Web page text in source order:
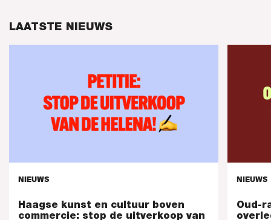
LAATSTE NIEUWS
NIEUWS
Haagse kunst en cultuur boven
commercie: stop de uitverkoop van
NIEUWS
Oud-